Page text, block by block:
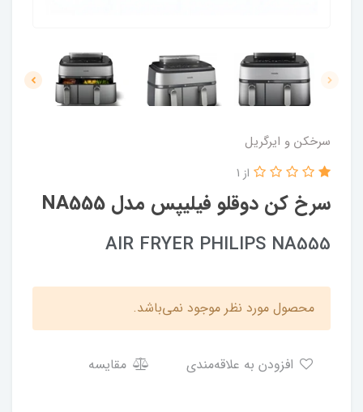
سرخکن و ایرگریل
سرخ کن دوقلو فیلیپس مدل NA555
از 1
AIR FRYER PHILIPS NA555
محصول مورد نظر موجود نمی‌باشد.
مقایسه